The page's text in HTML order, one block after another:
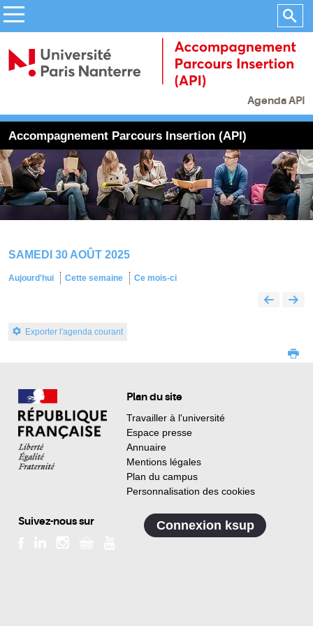
Agenda API
Accompagnement Parcours Insertion (API)
SAMEDI 30 AOÛT 2025
Aujourd'hui Cette semaine Ce mois-ci
Exporter l'agenda courant
Plan du site
Travailler à l'université
Espace presse
Annuaire
Mentions légales
Plan du campus
Personnalisation des cookies
Suivez-nous sur Connexion ksup